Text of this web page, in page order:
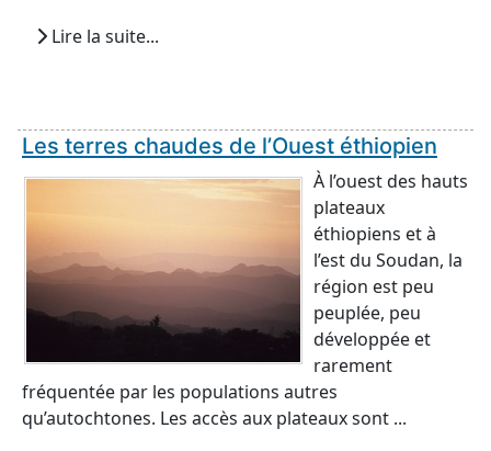
Lire la suite...
Les terres chaudes de l’Ouest éthiopien
À l’ouest des hauts
plateaux
éthiopiens et à
l’est du Soudan, la
région est peu
peuplée, peu
développée et
rarement
fréquentée par les populations autres
qu’autochtones. Les accès aux plateaux sont ...